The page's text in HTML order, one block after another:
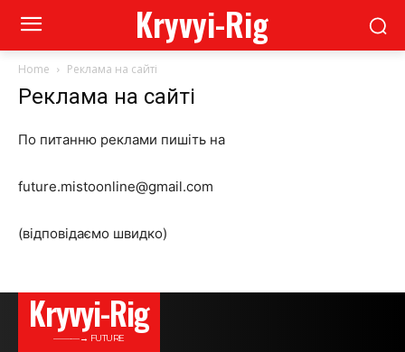
Kryvyi-Rig
Home Реклама на сайті
Реклама на сайті
По питанню реклами пишіть на
future.mistoonline@gmail.com
(відповідаємо швидко)
Kryvyi-Rig
———→ FUTURE